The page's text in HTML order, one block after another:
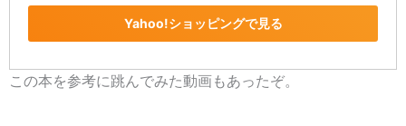
Yahoo!ショッピングで見る
この本を参考に跳んでみた動画もあったぞ。